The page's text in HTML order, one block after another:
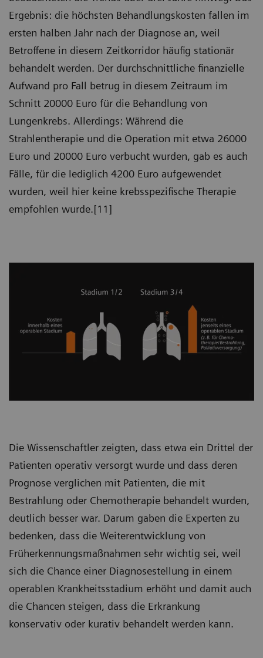
Ergebnis: die höchsten Behandlungskosten fallen im
ersten halben Jahr nach der Diagnose an, weil
Betroffene in diesem Zeitkorridor häufig stationär
behandelt werden. Der durchschnittliche finanzielle
Aufwand pro Fall betrug in diesem Zeitraum im
Schnitt 20000 Euro für die Behandlung von
Lungenkrebs. Allerdings: Während die
Strahlentherapie und die Operation mit etwa 26000
Euro und 20000 Euro verbucht wurden, gab es auch
Fälle, für die lediglich 4200 Euro aufgewendet
wurden, weil hier keine krebsspezifische Therapie
empfohlen wurde.[11]
Die Wissenschaftler zeigten, dass etwa ein Drittel der
Patienten operativ versorgt wurde und dass deren
Prognose verglichen mit Patienten, die mit
Bestrahlung oder Chemotherapie behandelt wurden,
deutlich besser war. Darum gaben die Experten zu
bedenken, dass die Weiterentwicklung von
Früherkennungsmaßnahmen sehr wichtig sei, weil
sich die Chance einer Diagnosestellung in einem
operablen Krankheitsstadium erhöht und damit auch
die Chancen steigen, dass die Erkrankung
konservativ oder kurativ behandelt werden kann.